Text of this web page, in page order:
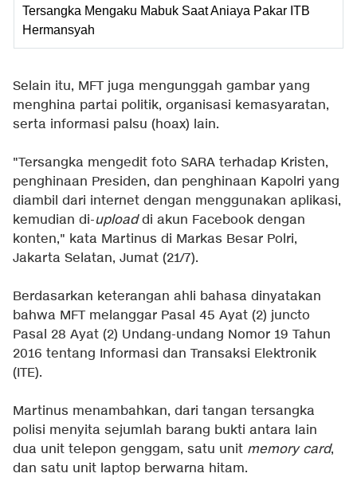
Tersangka Mengaku Mabuk Saat Aniaya Pakar ITB
Hermansyah
Selain itu, MFT juga mengunggah gambar yang
menghina partai politik, organisasi kemasyaratan,
serta informasi palsu (hoax) lain.
"Tersangka mengedit foto SARA terhadap Kristen,
penghinaan Presiden, dan penghinaan Kapolri yang
diambil dari internet dengan menggunakan aplikasi,
kemudian di-uploaddi akun Facebook dengan
konten," kata Martinus di Markas Besar Polri,
Jakarta Selatan, Jumat (21/7).
Berdasarkan keterangan ahli bahasa dinyatakan
bahwa MFT melanggar Pasal 45 Ayat (2) juncto
Pasal 28 Ayat (2) Undang-undang Nomor 19 Tahun
2016 tentang Informasi dan Transaksi Elektronik
(ITE).
Martinus menambahkan, dari tangan tersangka
polisi menyita sejumlah barang bukti antara lain
dua unit telepon genggam, satu unit memory card,
dan satu unit laptop berwarna hitam.